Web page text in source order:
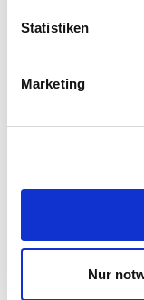
Statistiken
Marketing
Nur